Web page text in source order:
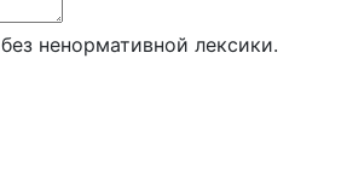
ненормативной лексики.